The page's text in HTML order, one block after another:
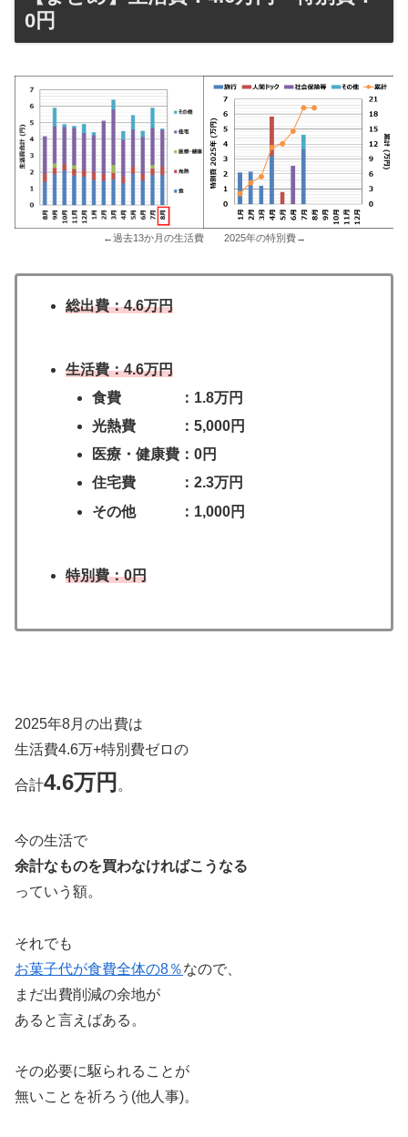
0円
←過去13か月の生活費 2025年の特別費→
総出費：4.6万円
生活費：4.6万円
食費 ：1.8万円
光熱費 ：5,000円
医療・健康費：0円
住宅費 ：2.3万円
その他 ：1,000円
特別費：0円
2025年8月の出費は
生活費4.6万+特別費ゼロの
合計4.6万円 。
今の生活で
余計なものを買わなければこうなる
っていう額。
それでも
お菓子代が食費全体の8％なので、
まだ出費削減の余地が
あると言えばある。
その必要に駆られることが
無いことを祈ろう(他人事)。